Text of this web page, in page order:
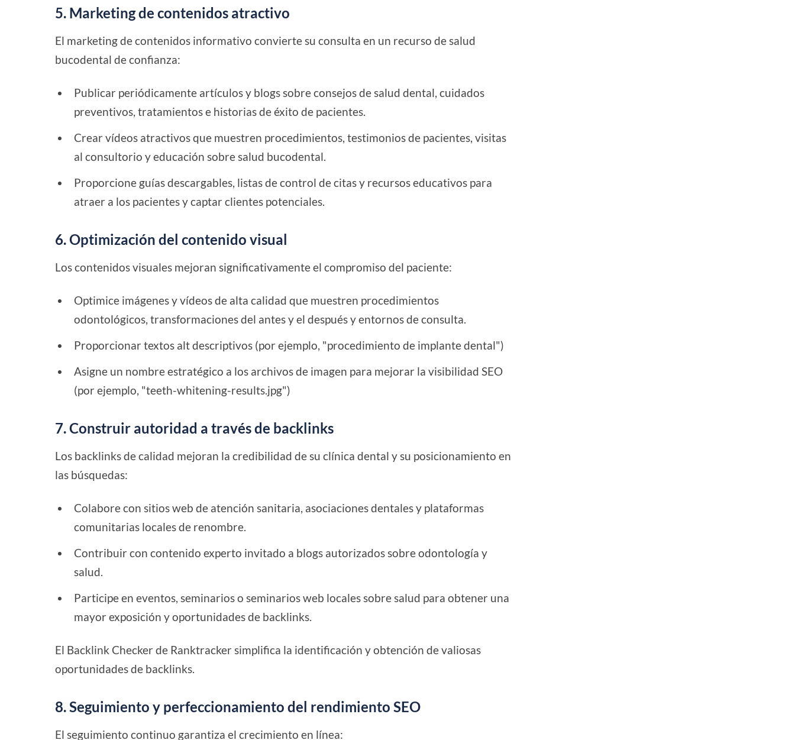
5. Marketing de contenidos atractivo
El marketing de contenidos informativo convierte su consulta en un recurso de salud
bucodental de confianza:
Publicar periódicamente artículos y blogs sobre consejos de salud dental, cuidados
preventivos, tratamientos e historias de éxito de pacientes.
Crear vídeos atractivos que muestren procedimientos, testimonios de pacientes, visitas
al consultorio y educación sobre salud bucodental.
Proporcione guías descargables, listas de control de citas y recursos educativos para
atraer a los pacientes y captar clientes potenciales.
6. Optimización del contenido visual
Los contenidos visuales mejoran significativamente el compromiso del paciente:
Optimice imágenes y vídeos de alta calidad que muestren procedimientos
odontológicos, transformaciones del antes y el después y entornos de consulta.
Proporcionar textos alt descriptivos (por ejemplo, "procedimiento de implante dental")
Asigne un nombre estratégico a los archivos de imagen para mejorar la visibilidad SEO
(por ejemplo, "teeth-whitening-results.jpg")
7. Construir autoridad a través de backlinks
Los backlinks de calidad mejoran la credibilidad de su clínica dental y su posicionamiento en
las búsquedas:
Colabore con sitios web de atención sanitaria, asociaciones dentales y plataformas
comunitarias locales de renombre.
Contribuir con contenido experto invitado a blogs autorizados sobre odontología y
salud.
Participe en eventos, seminarios o seminarios web locales sobre salud para obtener una
mayor exposición y oportunidades de backlinks.
El Backlink Checker de Ranktracker simplifica la identificación y obtención de valiosas
oportunidades de backlinks.
8. Seguimiento y perfeccionamiento del rendimiento SEO
El seguimiento continuo garantiza el crecimiento en línea: